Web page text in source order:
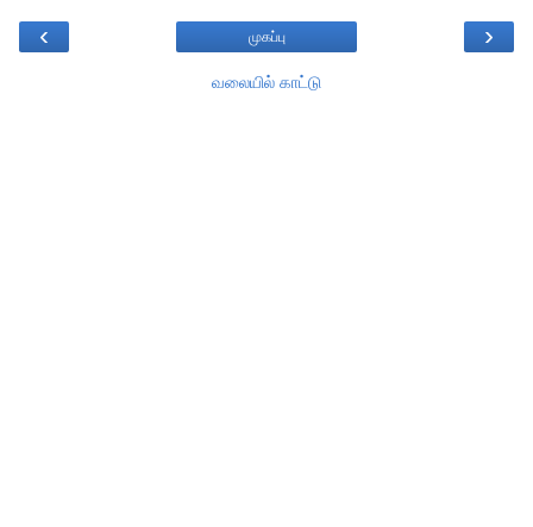
‹ ›
முகப்பு
வலையில் காட்டு